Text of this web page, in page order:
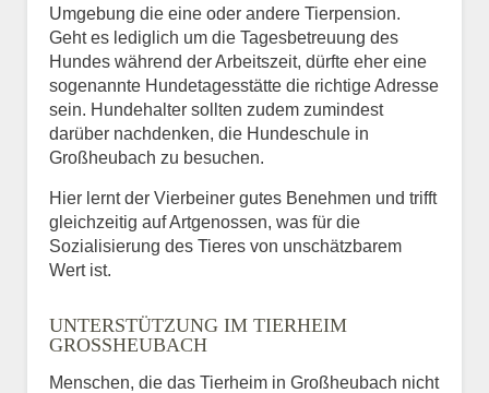
Umgebung die eine oder andere Tierpension.
Geht es lediglich um die Tagesbetreuung des
Hundes während der Arbeitszeit, dürfte eher eine
sogenannte Hundetagesstätte die richtige Adresse
sein. Hundehalter sollten zudem zumindest
darüber nachdenken, die Hundeschule in
Großheubach zu besuchen.
Hier lernt der Vierbeiner gutes Benehmen und trifft
gleichzeitig auf Artgenossen, was für die
Sozialisierung des Tieres von unschätzbarem
Wert ist.
UNTERSTÜTZUNG IM TIERHEIM
GROSSHEUBACH
Menschen, die das Tierheim in Großheubach nicht